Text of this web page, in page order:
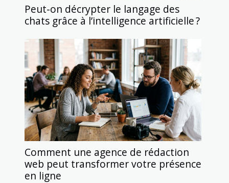
Peut-on décrypter le langage des
chats grâce à l’intelligence artificielle ?
Comment une agence de rédaction
web peut transformer votre présence
en ligne